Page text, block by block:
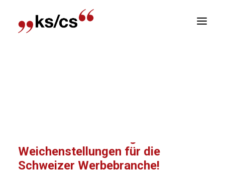
Weichenstellungen für die
Schweizer Werbebranche!